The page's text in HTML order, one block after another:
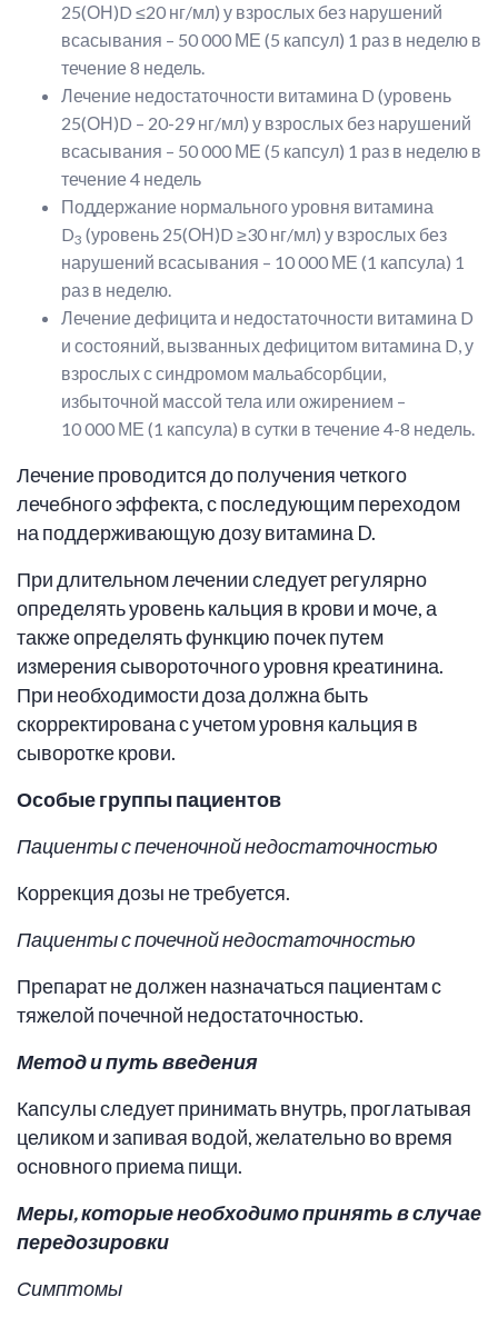
25(ОН)D ≤20 нг/мл) у взрослых без нарушений
всасывания – 50 000 МЕ (5 капсул) 1 раз в неделю в
течение 8 недель.
Лечение недостаточности витамина D (уровень
25(ОН)D – 20-29 нг/мл) у взрослых без нарушений
всасывания – 50 000 МЕ (5 капсул) 1 раз в неделю в
течение 4 недель
Поддержание нормального уровня витамина
D3 (уровень 25(ОН)D ≥30 нг/мл) у взрослых без
нарушений всасывания – 10 000 МЕ (1 капсула) 1
раз в неделю.
Лечение дефицита и недостаточности витамина D
и состояний, вызванных дефицитом витамина D, у
взрослых с синдромом мальабсорбции,
избыточной массой тела или ожирением –
10 000 МЕ (1 капсула) в сутки в течение 4-8 недель.
Лечение проводится до получения четкого
лечебного эффекта, с последующим переходом
на поддерживающую дозу витамина D.
При длительном лечении следует регулярно
определять уровень кальция в крови и моче, а
также определять функцию почек путем
измерения сывороточного уровня креатинина.
При необходимости доза должна быть
скорректирована с учетом уровня кальция в
сыворотке крови.
Особые группы пациентов
Пациенты с печеночной недостаточностью
Коррекция дозы не требуется.
Пациенты с почечной недостаточностью
Препарат не должен назначаться пациентам с
тяжелой почечной недостаточностью.
Метод и путь введения
Капсулы следует принимать внутрь, проглатывая
целиком и запивая водой, желательно во время
основного приема пищи.
Меры, которые необходимо принять в случае
передозировки
Симптомы